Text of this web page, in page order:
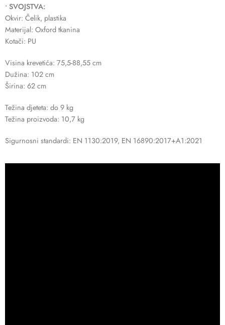
• SVOJSTVA:
Okvir: Čelik, plastika
Materijal: Oxford tkanina
Kotači: PU
Visina krevetića: 75,5-88,55 cm
Dužina: 102 cm
Širina: 62 cm
Težina djeteta: do 9 kg
Težina proizvoda: 10,7 kg
Sigurnosni standardi: EN 1130:2019, EN 16890:2017+A1:2021